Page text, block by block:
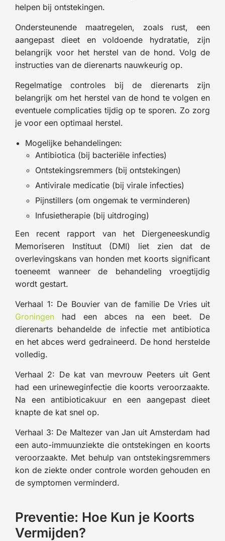
helpen bij ontstekingen.
Ondersteunende maatregelen, zoals rust, een
aangepast dieet en voldoende hydratatie, zijn
belangrijk voor het herstel van de hond. Volg de
instructies van de dierenarts nauwkeurig op.
Regelmatige controles bij de dierenarts zijn
belangrijk om het herstel van de hond te volgen en
eventuele complicaties tijdig op te sporen. Zo zorg
je voor een optimaal herstel.
Mogelijke behandelingen:
Antibiotica (bij bacteriële infecties)
Ontstekingsremmers (bij ontstekingen)
Antivirale medicatie (bij virale infecties)
Pijnstillers (om ongemak te verminderen)
Infusietherapie (bij uitdroging)
Een recent rapport van het Diergeneeskundig
Memoriseren Instituut (DMI) liet zien dat de
overlevingskans van honden met koorts significant
toeneemt wanneer de behandeling vroegtijdig
wordt gestart.
Verhaal 1: De Bouvier van de familie De Vries uit
Groningen had een abces na een beet. De
dierenarts behandelde de infectie met antibiotica
en het abces werd gedraineerd. De hond herstelde
volledig.
Verhaal 2: De kat van mevrouw Peeters uit Gent
had een urineweginfectie die koorts veroorzaakte.
Na een antibioticakuur en een aangepast dieet
knapte de kat snel op.
Verhaal 3: De Maltezer van Jan uit Amsterdam had
een auto-immuunziekte die ontstekingen en koorts
veroorzaakte. Met behulp van ontstekingsremmers
kon de ziekte onder controle worden gehouden en
de symptomen verminderd.
Preventie: Hoe Kun je Koorts
Vermijden?